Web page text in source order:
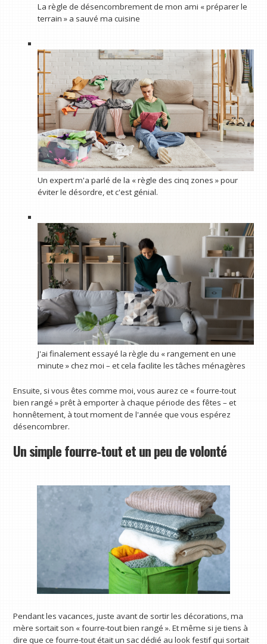
La règle de désencombrement de mon ami « préparer le
terrain » a sauvé ma cuisine
Un expert m'a parlé de la « règle des cinq zones » pour
éviter le désordre, et c'est génial.
J'ai finalement essayé la règle du « rangement en une
minute » chez moi – et cela facilite les tâches ménagères
Ensuite, si vous êtes comme moi, vous aurez ce « fourre-tout
bien rangé » prêt à emporter à chaque période des fêtes – et
honnêtement, à tout moment de l'année que vous espérez
désencombrer.
Un simple fourre-tout et un peu de volonté
Pendant les vacances, juste avant de sortir les décorations, ma
mère sortait son « fourre-tout bien rangé ». Et même si je tiens à
dire que ce fourre-tout était un sac dédié au look festif qui sortait